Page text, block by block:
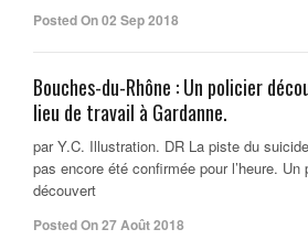
Posted On 02 Sep 2018
Bouches-du-Rhône : Un policier
lieu de travail à Gardanne.
par Y.C. Illustration. DR La piste du
pas encore été confirmée pour l’heure.
découvert
Posted On 27 Août 2018